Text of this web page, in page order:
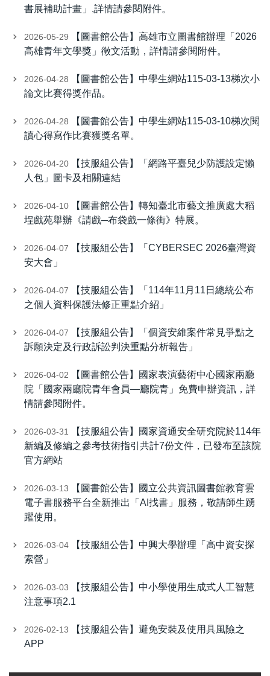
書展補助計畫」,詳情請參閱附件。
2026-05-29
【圖書館公告】高雄市立圖書館辦理「2026
高雄青年文學獎」徵文活動，詳情請參閱附件。
2026-04-28
【圖書館公告】中學生網站115-03-13梯次小
論文比賽得獎作品。
2026-04-28
【圖書館公告】中學生網站115-03-10梯次閱
讀心得寫作比賽獲獎名單。
2026-04-20
【技服組公告】「網路平臺兒少防護設定懶
人包」圖卡及相關連結
2026-04-10
【圖書館公告】轉知臺北市藝文推廣處大稻
埕戲苑舉辦《請戲─布袋戲一條街》特展。
2026-04-07
【技服組公告】「CYBERSEC 2026臺灣資
安大會」
2026-04-07
【技服組公告】「114年11月11日總統公布
之個人資料保護法修正重點介紹」
2026-04-07
【技服組公告】「個資安維案件常見爭點之
訴願決定及行政訴訟判決重點分析報告」
2026-04-02
【圖書館公告】國家表演藝術中心國家兩廳
院「國家兩廳院青年會員—廳院青」免費申辦資訊，詳
情請參閱附件。
2026-03-31
【技服組公告】國家資通安全研究院於114年
新編及修編之參考技術指引共計7份文件，已發布至該院
官方網站
2026-03-13
【圖書館公告】國立公共資訊圖書館教育雲
電子書服務平台全新推出「AI找書」服務，敬請師生踴
躍使用。
2026-03-04
【技服組公告】中興大學辦理「高中資安探
索營」
2026-03-03
【技服組公告】中小學使用生成式人工智慧
注意事項2.1
2026-02-13
【技服組公告】避免安裝及使用具風險之
APP